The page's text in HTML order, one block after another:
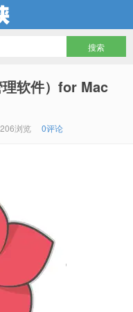
软件）for Mac
浏览 0评论